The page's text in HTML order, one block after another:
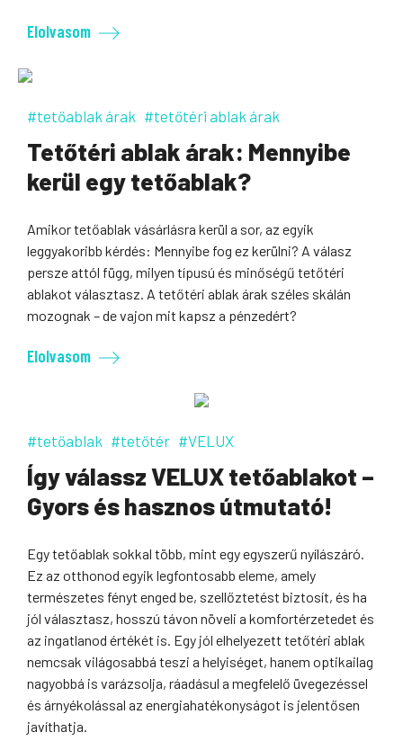
Elolvasom
#tetőablak árak #tetőtéri ablak árak
Tetőtéri ablak árak: Mennyibe
kerül egy tetőablak?
Amikor tetőablak vásárlásra kerül a sor, az egyik
leggyakoribb kérdés: Mennyibe fog ez kerülni? A válasz
persze attól függ, milyen típusú és minőségű tetőtéri
ablakot választasz. A tetőtéri ablak árak széles skálán
mozognak – de vajon mit kapsz a pénzedért?
Elolvasom
#tetőablak #tetőtér #VELUX
Így válassz VELUX tetőablakot –
Gyors és hasznos útmutató!
Egy tetőablak sokkal több, mint egy egyszerű nyílászáró.
Ez az otthonod egyik legfontosabb eleme, amely
természetes fényt enged be, szellőztetést biztosít, és ha
jól választasz, hosszú távon növeli a komfortérzetedet és
az ingatlanod értékét is. Egy jól elhelyezett tetőtéri ablak
nemcsak világosabbá teszi a helyiséget, hanem optikailag
nagyobbá is varázsolja, ráadásul a megfelelő üvegezéssel
és árnyékolással az energiahatékonyságot is jelentősen
javíthatja.